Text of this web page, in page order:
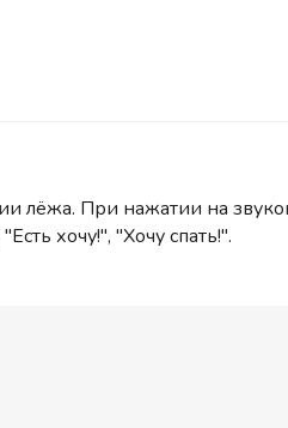
лёжа. При нажатии на
хочу!", "Хочу спать!".